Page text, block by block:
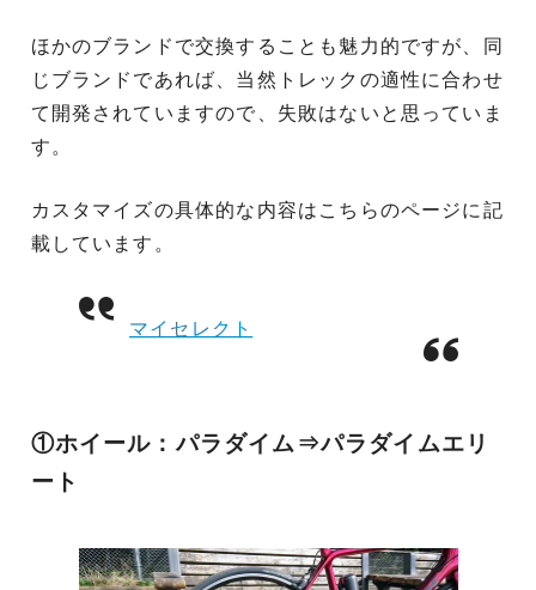
ほかのブランドで交換することも魅力的ですが、同
じブランドであれば、当然トレックの適性に合わせ
て開発されていますので、失敗はないと思っていま
す。
カスタマイズの具体的な内容はこちらのページに記
載しています。
マイセレクト
①ホイール：パラダイム⇒パラダイムエリ
ート